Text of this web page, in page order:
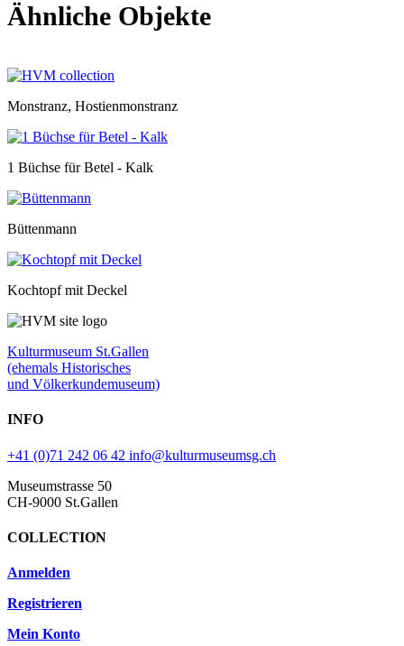
Ähnliche Objekte
Monstranz, Hostienmonstranz
1 Büchse für Betel - Kalk
Büttenmann
Kochtopf mit Deckel
Kulturmuseum St.Gallen
(ehemals Historisches
und Völkerkundemuseum)
INFO
+41 (0)71 242 06 42 info@kulturmuseumsg.ch
Museumstrasse 50
CH-9000 St.Gallen
COLLECTION
Anmelden
Registrieren
Mein Konto